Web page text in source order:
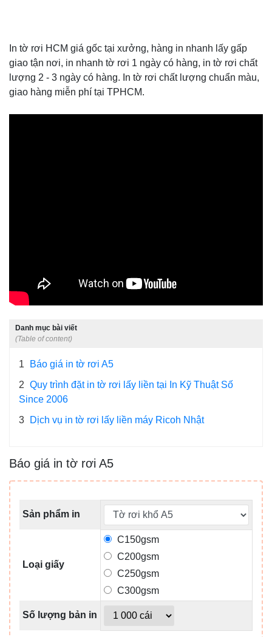
In tờ rơi HCM giá gốc tại xưởng, hàng in nhanh lấy gấp
giao tận nơi, in nhanh tờ rơi 1 ngày có hàng, in tờ rơi chất
lượng 2 - 3 ngày có hàng. In tờ rơi chất lượng chuẩn màu,
giao hàng miễn phí tại TPHCM.
Danh mục bài viết
(Table of content)
1
Báo giá in tờ rơi A5
2 Quy trình đặt in tờ rơi lấy liền tại In Kỹ Thuật Số
Since 2006
3
Dịch vụ in tờ rơi lấy liền máy Ricoh Nhật
Báo giá in tờ rơi A5
Sản phẩm in
Loại giấy
C150gsm
C200gsm
C250gsm
C300gsm
Số lượng bản in